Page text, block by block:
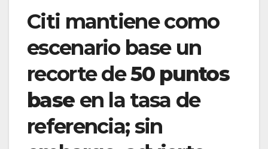
Citi mantiene como
escenario base un
recorte de50 puntos
baseen la tasa de
referencia; sin